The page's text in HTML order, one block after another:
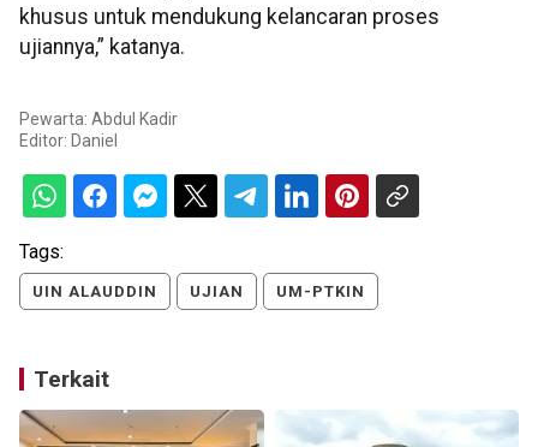
khusus untuk mendukung kelancaran proses
ujiannya,” katanya.
Pewarta: Abdul Kadir
Editor: Daniel
Tags:
UIN ALAUDDIN UJIAN UM-PTKIN
Terkait